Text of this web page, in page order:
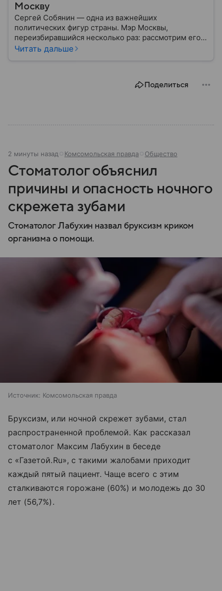
Москву
Сергей Собянин — одна из важнейших
политических фигур страны. Мэр Москвы,
переизбиравшийся несколько раз: рассмотрим его
биографию подробнее.
Читать дальше
Поделиться
2 минуты назад Комсомольская правда Общество
Стоматолог объяснил
причины и опасность ночного
скрежета зубами
Стоматолог Лабухин назвал бруксизм криком
организма о помощи.
Источник: Комсомольская правда
Бруксизм, или ночной скрежет зубами, стал
распространенной проблемой. Как рассказал
стоматолог Максим Лабухин в беседе
с «Газетой.Ru», с такими жалобами приходит
каждый пятый пациент. Чаще всего с этим
сталкиваются горожане (60%) и молодежь до 30
лет (56,7%).